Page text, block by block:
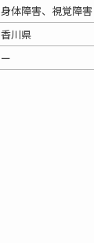
身体障害、視覚障害
香川県
ー